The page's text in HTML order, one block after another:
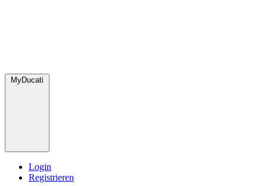
MyDucati
Login
Registrieren